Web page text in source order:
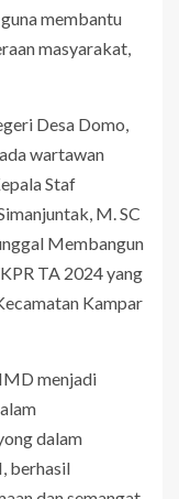
membantu
masyarakat,
Desa Domo,
wartawan
Staf
M. SC
Membangun
TA 2024 yang
Kampar
menjadi
dalam
berhasil